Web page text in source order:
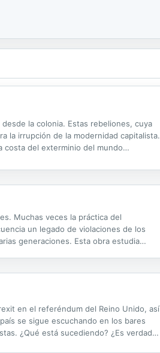
la colonia. Estas rebeliones, cuya
la irrupción de la modernidad capitalista.
del exterminio del mundo
Muchas veces la práctica del
un legado de violaciones de los
generaciones. Esta obra estudia
en el referéndum del Reino Unido, así
se sigue escuchando en los bares
¿Qué está sucediendo? ¿Es verdad